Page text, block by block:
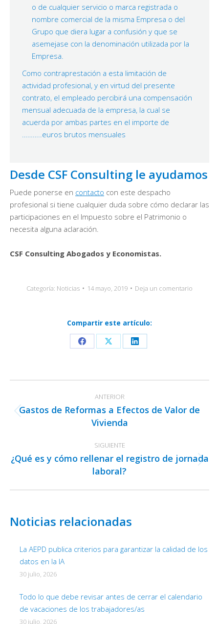
o de cualquier servicio o marca registrada o
nombre comercial de la misma Empresa o del
Grupo que diera lugar a confusión y que se
asemejase con la denominación utilizada por la
Empresa.
Como contraprestación a esta limitación de
actividad profesional, y en virtud del presente
contrato, el empleado percibirá una compensación
mensual adecuada de la empresa, la cual se
acuerda por ambas partes en el importe de
………..euros brutos mensuales
Desde CSF Consulting le ayudamos
Puede ponerse en contacto con este despacho
profesional si tiene cualquier duda sobre cómo declarar las
participaciones en el Impuesto sobre el Patrimonio o
necesita alguna aclaración.
CSF Consulting Abogados y Economistas.
Categoría: Noticias 14 mayo, 2019 Deja un comentario
Compartir este artículo:
Share
Facebook
Share
X
Share
LinkedIn
entre
publicaciones
ANTERIOR
Publicación
anterior:
Gastos de Reformas a Efectos de Valor de
Vivienda
SIGUIENTE
Publicación
siguiente:
¿Qué es y cómo rellenar el registro de jornada
laboral?
Noticias relacionadas
La AEPD publica criterios para garantizar la calidad de los
datos en la IA
30 julio, 2026
Todo lo que debe revisar antes de cerrar el calendario
de vacaciones de los trabajadores/as
30 julio, 2026